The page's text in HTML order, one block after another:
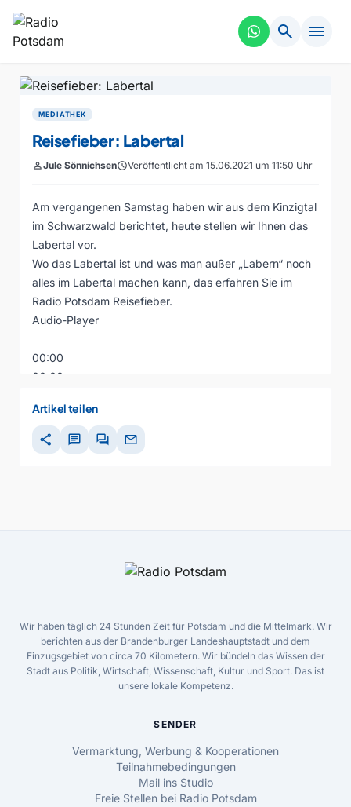
search menu
MEDIATHEK
Reisefieber: Labertal
personJule SönnichsenscheduleVeröffentlicht am 15.06.2021 um 11:50 Uhr
Am vergangenen Samstag haben wir aus dem Kinzigtal
im Schwarzwald berichtet, heute stellen wir Ihnen das
Labertal vor.
Wo das Labertal ist und was man außer „Labern“ noch
alles im Labertal machen kann, das erfahren Sie im
Radio Potsdam Reisefieber.
Audio-Player
00:00
00:00
Artikel teilen
share chat forum mail
Wir haben täglich 24 Stunden Zeit für Potsdam und die Mittelmark. Wir
berichten aus der Brandenburger Landeshauptstadt und dem
Einzugsgebiet von circa 70 Kilometern. Wir bündeln das Wissen der
Stadt aus Politik, Wirtschaft, Wissenschaft, Kultur und Sport. Das ist
unsere lokale Kompetenz.
SENDER
Vermarktung, Werbung & Kooperationen
Teilnahmebedingungen
Mail ins Studio
Freie Stellen bei Radio Potsdam